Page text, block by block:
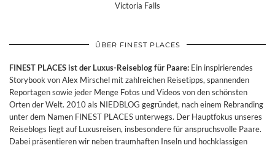
Victoria Falls
ÜBER FINEST PLACES
FINEST PLACES ist der Luxus-Reiseblog für Paare: Ein inspirierendes
Storybook von Alex Mirschel mit zahlreichen Reisetipps, spannenden
Reportagen sowie jeder Menge Fotos und Videos von den schönsten
Orten der Welt. 2010 als NIEDBLOG gegründet, nach einem Rebranding
unter dem Namen FINEST PLACES unterwegs. Der Hauptfokus unseres
Reiseblogs liegt auf Luxusreisen, insbesondere für anspruchsvolle Paare.
Dabei präsentieren wir neben traumhaften Inseln und hochklassigen